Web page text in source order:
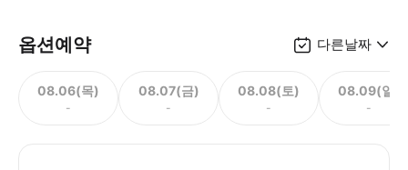
옵션예약 다른날짜
08.06(목)
-
08.07(금)
-
08.08(토)
-
08.09(일)
-